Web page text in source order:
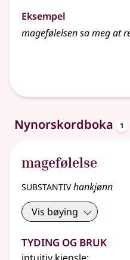
Eksempel
magefølelsensa meg at
Nynorskordboka 1
magefølelse
substantivhankjønn
Vis bøying
Tyding og bruk